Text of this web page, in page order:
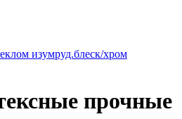
изумруд.блеск/хром
прочные